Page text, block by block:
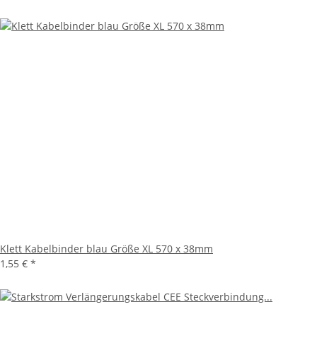
Klett Kabelbinder blau Größe XL 570 x 38mm
1,55 € *